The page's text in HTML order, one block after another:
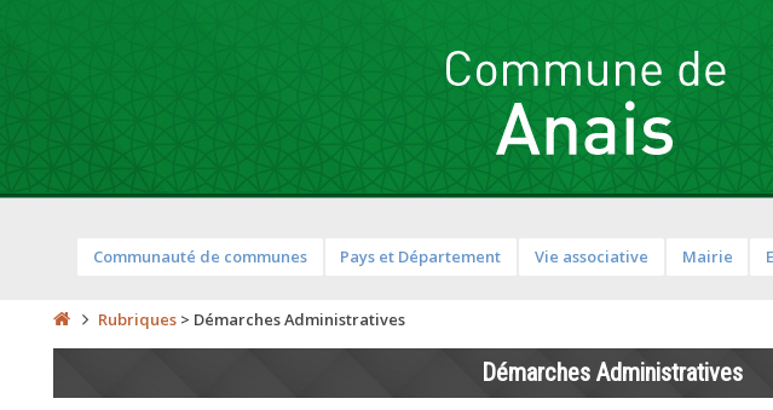
Communauté de communes Pays et Département Vie associative Mairie
Rubriques> Démarches Administratives
Démarches Administratives